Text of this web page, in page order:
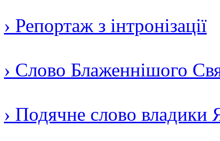
› Репортаж з інтронізації
› Слово Блаженнішого
› Подячне слово владики